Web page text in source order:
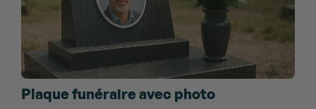
Plaque funéraire avec photo